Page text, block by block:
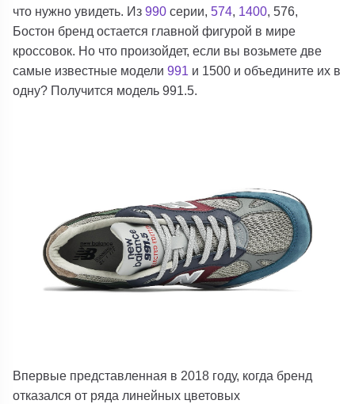
что нужно увидеть. Из990 серии, 574 1400 , 576,
Бостон бренд остается главной фигурой в мире
кроссовок. Но что произойдет, если вы возьмете две
самые известные модели991 и 1500 и объедините их в
одну? Получится модель 991.5.
Впервые представленная в 2018 году, когда бренд
отказался от ряда линейных цветовых